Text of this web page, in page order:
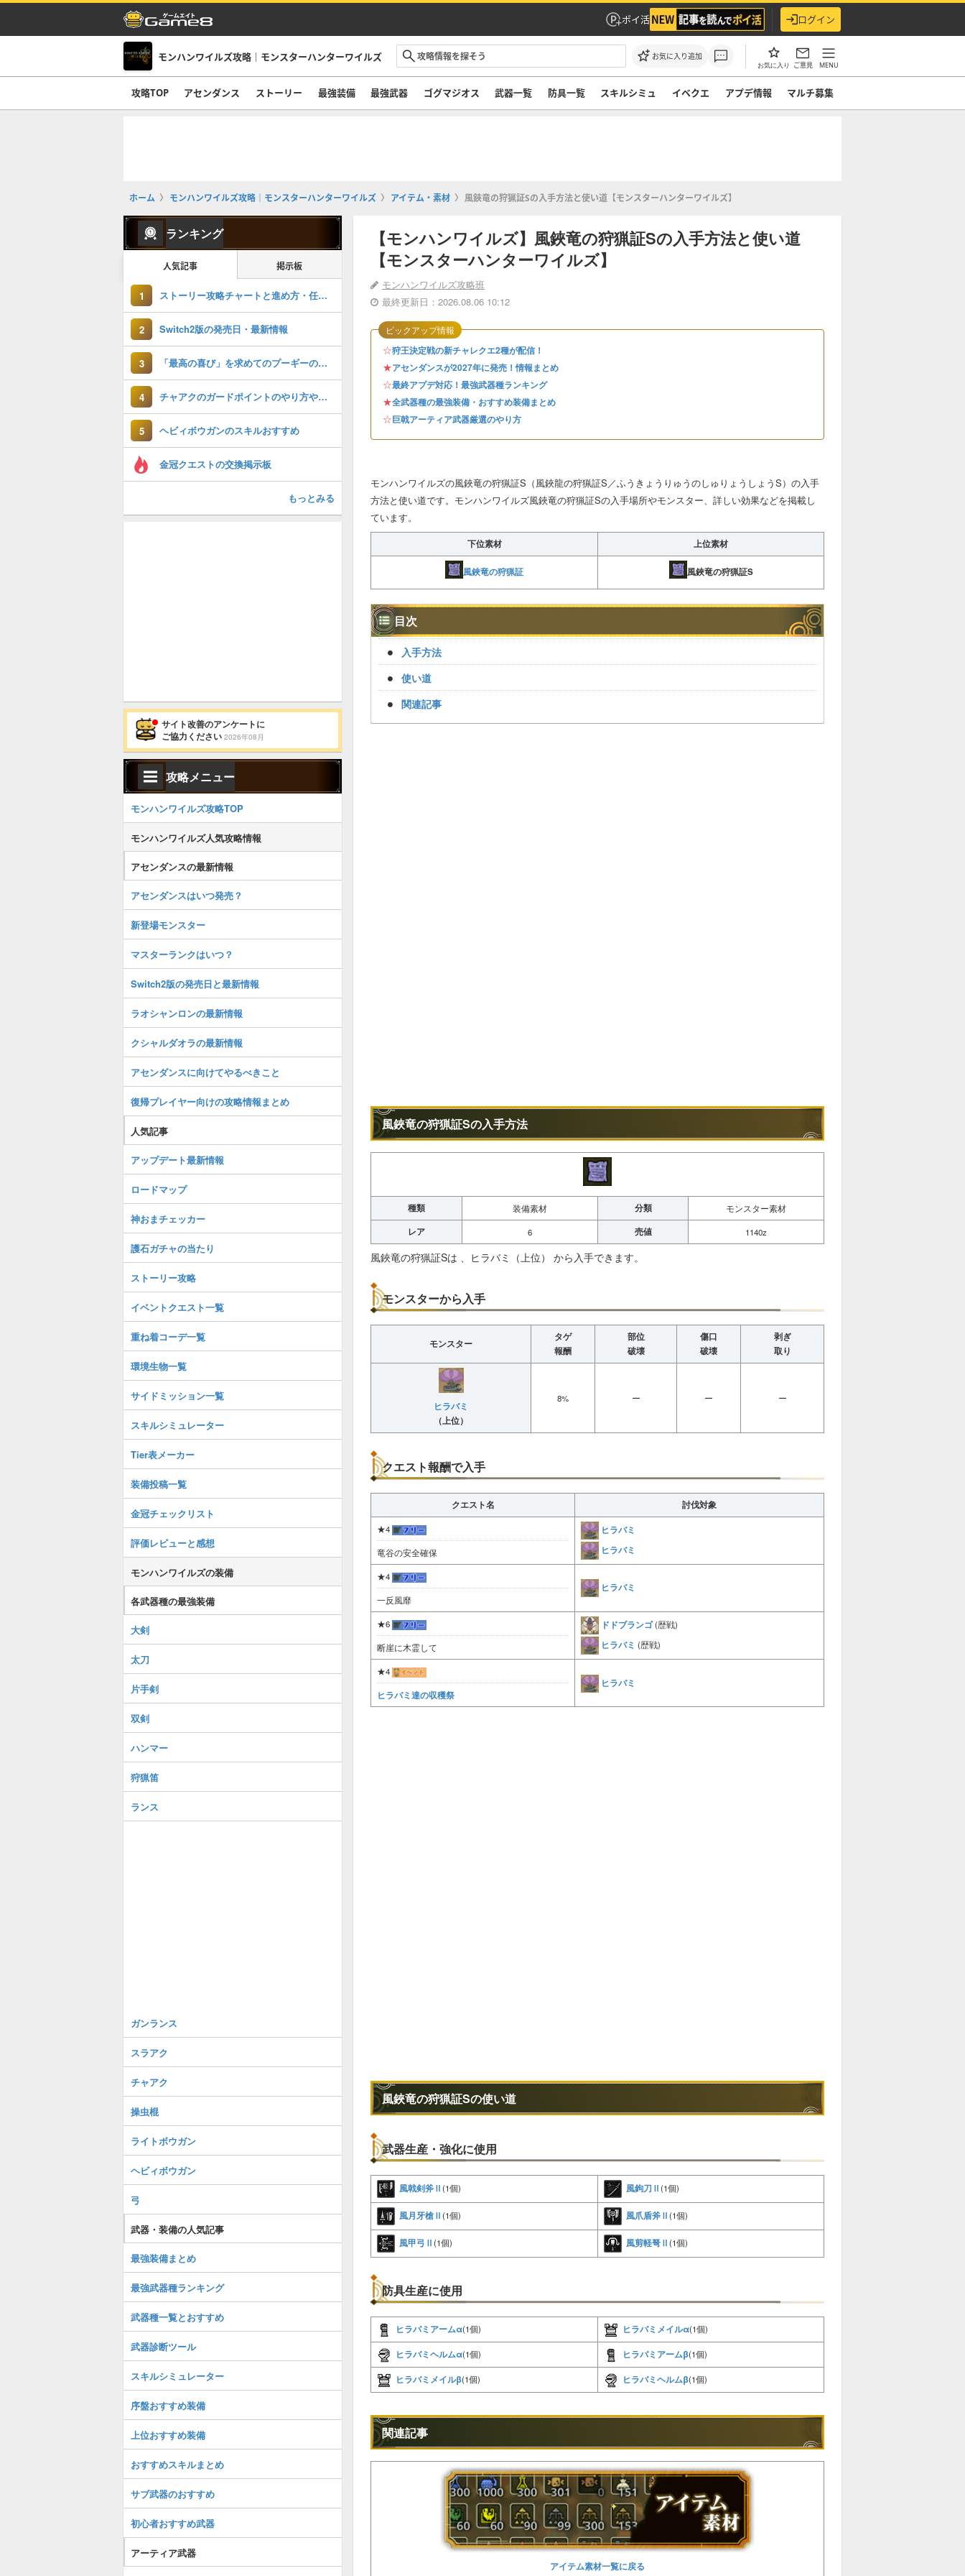
ポイ活 ログイン
モンハンワイルズ攻略｜モンスターハンターワイルズ お気に入り追加
お気に入り ご意見 MENU
攻略TOP アセンダンス ストーリー 最強装備 最強武器 ゴグマジオス 武器一覧 防具一覧 スキルシミュ イベクエ アプデ情報 マルチ募集
ホーム モンハンワイルズ攻略｜モンスターハンターワイルズ アイテム・素材 風鋏竜の狩猟証Sの入手方法と使い道【モンスターハンターワイルズ】
【モンハンワイルズ】風鋏竜の狩猟証Sの入手方法と使い道
【モンスターハンターワイルズ】
モンハンワイルズ攻略班
最終更新日：2026.08.06 10:12
☆狩王決定戦の新チャレクエ2種が配信！
★アセンダンスが2027年に発売！情報まとめ
☆最終アプデ対応！最強武器種ランキング
★全武器種の最強装備・おすすめ装備まとめ
☆巨戟アーティア武器厳選のやり方
ピックアップ情報
モンハンワイルズの風鋏竜の狩猟証S（風鋏龍の狩猟証S／ふうきょうりゅうのしゅりょうしょうS）の入手
方法と使い道です。モンハンワイルズ風鋏竜の狩猟証Sの入手場所やモンスター、詳しい効果などを掲載し
ています。
下位素材 上位素材
風鋏竜の狩猟証 風鋏竜の狩猟証S
目次
入手方法
使い道
関連記事
風鋏竜の狩猟証Sの入手方法
種類 装備素材 分類 モンスター素材
レア 6 売値 1140z
風鋏竜の狩猟証Sは 、ヒラバミ（上位） から入手できます。
モンスターから入手
モンスター
タゲ
報酬
部位
破壊
傷口
破壊
剥ぎ
取り
ヒラバミ
（上位）
8% ー ー ー
クエスト報酬で入手
クエスト名 討伐対象
★4
竜谷の安全確保
ヒラバミ
ヒラバミ
★4
一反風靡
ヒラバミ
★6
断崖に木霊して
ドドブランゴ(歴戦)
ヒラバミ (歴戦)
★4
ヒラバミ達の収穫祭
ヒラバミ
風鋏竜の狩猟証Sの使い道
武器生産・強化に使用
風戟剣斧Ⅱ(1個) 風鉤刀Ⅱ(1個)
風月牙槍Ⅱ(1個) 風爪盾斧Ⅱ(1個)
風甲弓Ⅱ(1個) 風剪軽弩Ⅱ(1個)
防具生産に使用
ヒラバミアームα(1個) ヒラバミメイルα(1個)
ヒラバミヘルムα(1個) ヒラバミアームβ(1個)
ヒラバミメイルβ(1個) ヒラバミヘルムβ(1個)
関連記事
アイテム素材一覧に戻る
ランキング
人気記事 掲示板
1 ストーリー攻略チャートと進め方・任務クエスト
2 Switch2版の発売日・最新情報
3 「最高の喜び」を求めてのプーギーの場所と報酬
4 チャアクのガードポイントのやり方やコツを解説
5 ヘビィボウガンのスキルおすすめ
金冠クエストの交換掲示板
もっとみる
サイト改善のアンケートに
ご協力ください 2026年08月
攻略メニュー
モンハンワイルズ攻略TOP
モンハンワイルズ人気攻略情報
アセンダンスの最新情報
アセンダンスはいつ発売？
新登場モンスター
マスターランクはいつ？
Switch2版の発売日と最新情報
ラオシャンロンの最新情報
クシャルダオラの最新情報
アセンダンスに向けてやるべきこと
復帰プレイヤー向けの攻略情報まとめ
人気記事
アップデート最新情報
ロードマップ
神おまチェッカー
護石ガチャの当たり
ストーリー攻略
イベントクエスト一覧
重ね着コーデ一覧
環境生物一覧
サイドミッション一覧
スキルシミュレーター
Tier表メーカー
装備投稿一覧
金冠チェックリスト
評価レビューと感想
モンハンワイルズの装備
各武器種の最強装備
大剣
太刀
片手剣
双剣
ハンマー
狩猟笛
ランス
ガンランス
スラアク
チャアク
操虫棍
ライトボウガン
ヘビィボウガン
弓
武器・装備の人気記事
最強装備まとめ
最強武器種ランキング
武器種一覧とおすすめ
武器診断ツール
スキルシミュレーター
序盤おすすめ装備
上位おすすめ装備
おすすめスキルまとめ
サブ武器のおすすめ
初心者おすすめ武器
アーティア武器